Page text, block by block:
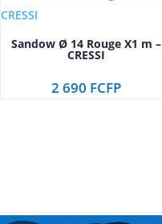
Sandow Ø 14 Rouge X1 m –
CRESSI
2 690 FCFP